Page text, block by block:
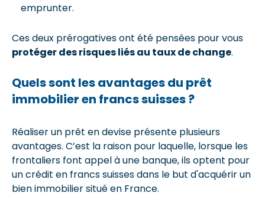
emprunter.
Ces deux prérogatives ont été pensées pour vous
protéger des risques liés au taux de change.
Quels sont les avantages du prêt
immobilier en francs suisses ?
Réaliser un prêt en devise présente plusieurs
avantages. C’est la raison pour laquelle, lorsque les
frontaliers font appel à une banque, ils optent pour
un crédit en francs suisses dans le but d'acquérir un
bien immobilier situé en France.